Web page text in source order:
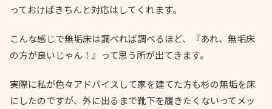
っておけばきちんと対応はしてくれます。
こんな感じで無垢床は調べれば調べるほど、『あれ、無垢床
の方が良いじゃん！』って思う所が出てきます。
実際に私が色々アドバイスして家を建てた方も杉の無垢を床
にしたのですが、外に出るまで靴下を履きたくないってメッ